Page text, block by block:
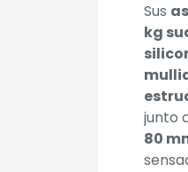
Sus
kg
junto
80